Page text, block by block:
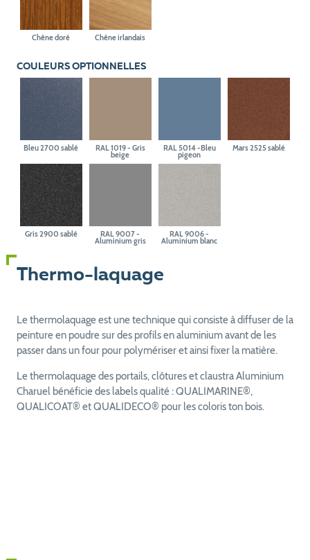
Chêne doré Chêne irlandais
COULEURS OPTIONNELLES
Bleu 2700 sablé RAL 1019 - Gris
beige
RAL 5014 -Bleu
pigeon
Mars 2525 sablé
Gris 2900 sablé RAL 9007 -
Aluminium gris
RAL 9006 -
Aluminium blanc
Thermo-laquage
Le thermolaquage est une technique qui consiste à diffuser de la
peinture en poudre sur des profils en aluminium avant de les
passer dans un four pour polymériser et ainsi fixer la matière.
Le thermolaquage des portails, clôtures et claustra Aluminium
Charuel bénéficie des labels qualité : QUALIMARINE®,
QUALICOAT® et QUALIDECO® pour les coloris ton bois.